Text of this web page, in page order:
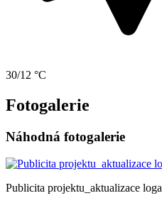
30/12 °C
Fotogalerie
Náhodná fotogalerie
Publicita projektu_aktualizace loga